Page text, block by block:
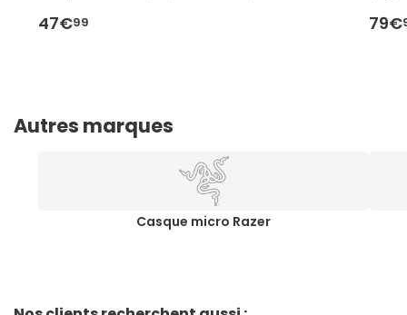
47€99 79€
Autres marques
Casque micro Razer